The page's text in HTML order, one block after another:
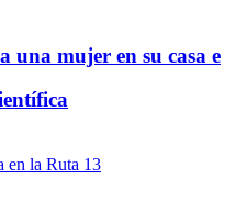
una mujer en su casa e